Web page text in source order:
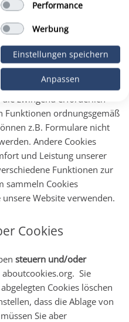
und Sie brauchen diese
und beim Navigieren im
ein?
zwingend erforderlich
Funktionen ordnungsgemäß
z.B. Formulare nicht
Andere Cookies
und Leistung unserer
Funktionen zur
sammeln Cookies
Website verwenden.
Cookies
steuern und/oder
aboutcookies.org. Sie
Cookies löschen
dass die Ablage von
Sie aber
Performance
Werbung
Einstellungen speichern
Anpassen